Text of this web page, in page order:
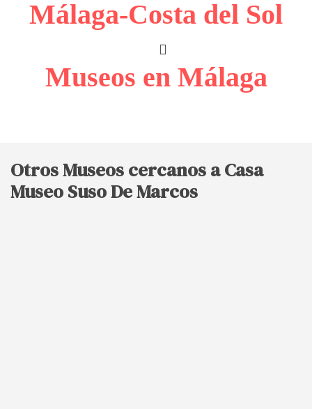
Málaga-Costa del Sol
Museos en Málaga
Otros Museos cercanos a Casa
Museo Suso De Marcos